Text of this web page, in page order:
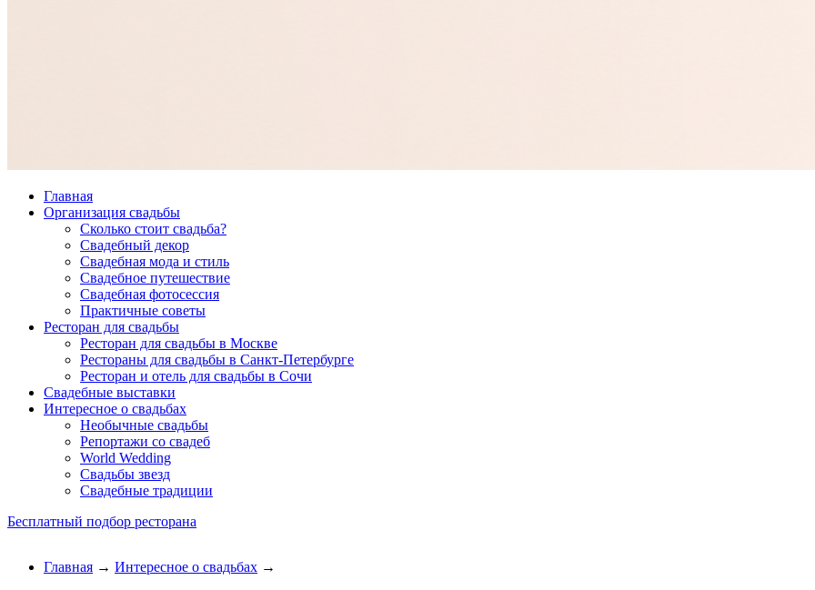
Главная
Организация свадьбы
Сколько стоит свадьба?
Свадебный декор
Свадебная мода и стиль
Свадебное путешествие
Свадебная фотосессия
Практичные советы
Ресторан для свадьбы
Ресторан для свадьбы в Москве
Рестораны для свадьбы в Санкт-Петербурге
Ресторан и отель для свадьбы в Сочи
Свадебные выставки
Интересное о свадьбах
Необычные свадьбы
Репортажи со свадеб
World Wedding
Свадьбы звезд
Свадебные традиции
Бесплатный подбор ресторана
Главная → Интересное о свадьбах →